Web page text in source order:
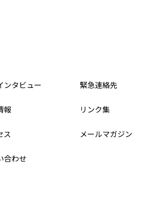
ンタビュー 緊急連絡先
報 リンク集
ス メールマガジン
合わせ